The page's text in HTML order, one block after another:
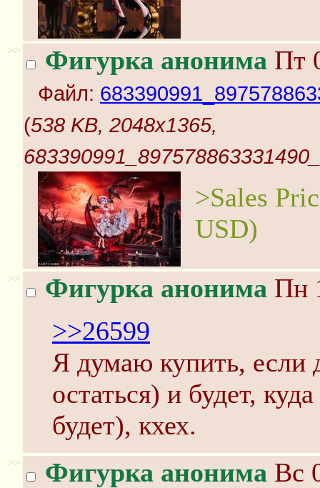
>> Фигурка анонима Пт
Файл:
(538 KB, 2048x1365,
>Sales
USD)
>> Фигурка анонима Пн
>>26599
Я думаю купить, если
остаться) и будет,
будет), кхех.
>> Фигурка анонима Вс